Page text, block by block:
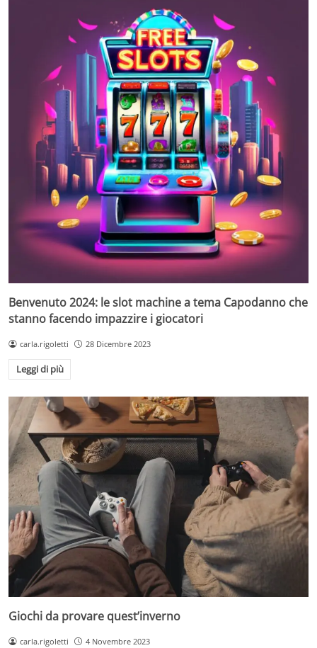
Benvenuto 2024: le slot machine a tema Capodanno che
stanno facendo impazzire i giocatori
carla.rigoletti 28 Dicembre 2023
Leggi di più
Giochi da provare quest’inverno
carla.rigoletti 4 Novembre 2023